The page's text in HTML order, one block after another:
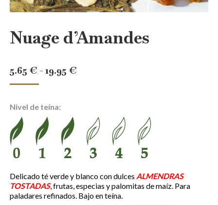
Nuage d’Amandes
5.65 € -19.95 €
desde
5.65 €
hasta
19.95 €
Nivel de teína:
Delicado té verde y blanco con dulces ALMENDRAS
TOSTADAS, frutas, especias y palomitas de maíz. Para
paladares refinados. Bajo en teína.